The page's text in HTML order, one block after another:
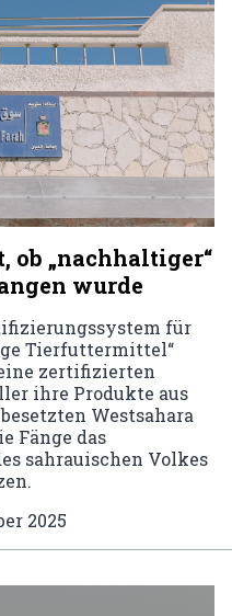
ob „nachhaltiger“
wurde
für
Tierfuttermittel“
zertifizierten
ihre Produkte aus
Westsahara
Fänge das
sahrauischen Volkes
2025